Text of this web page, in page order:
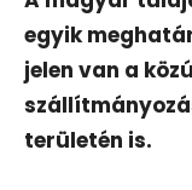
egyik
jelen van a
területén is.